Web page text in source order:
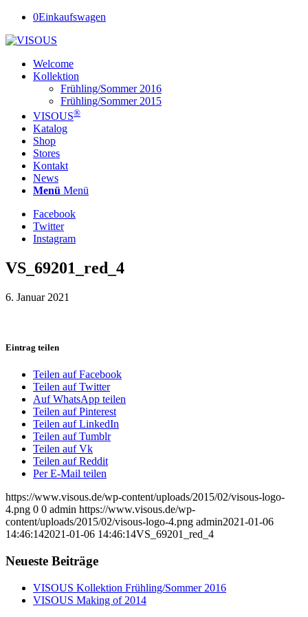
0Einkaufswagen
Welcome
Kollektion
Frühling/Sommer 2016
Frühling/Sommer 2015
VISOUS®
Katalog
Shop
Stores
Kontakt
News
Menü Menü
Facebook
Twitter
Instagram
VS_69201_red_4
6. Januar 2021
Eintrag teilen
Teilen auf Facebook
Teilen auf Twitter
Auf WhatsApp teilen
Teilen auf Pinterest
Teilen auf LinkedIn
Teilen auf Tumblr
Teilen auf Vk
Teilen auf Reddit
Per E-Mail teilen
https://www.visous.de/wp-content/uploads/2015/02/visous-logo-
4.png 0 0 admin https://www.visous.de/wp-
content/uploads/2015/02/visous-logo-4.png admin2021-01-06
14:46:142021-01-06 14:46:14VS_69201_red_4
Neueste Beiträge
VISOUS Kollektion Frühling/Sommer 2016
VISOUS Making of 2014